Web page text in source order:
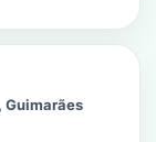
Guimarães